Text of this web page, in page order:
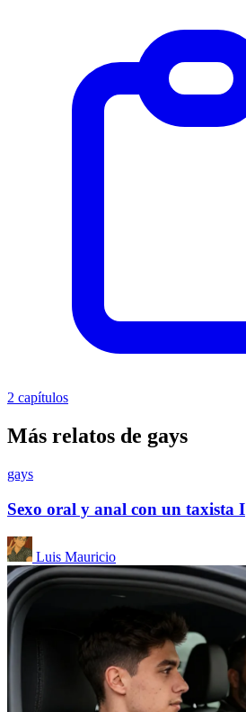
2 capítulos
Más relatos de gays
gays
Sexo oral y anal con un taxista I
Luis Mauricio